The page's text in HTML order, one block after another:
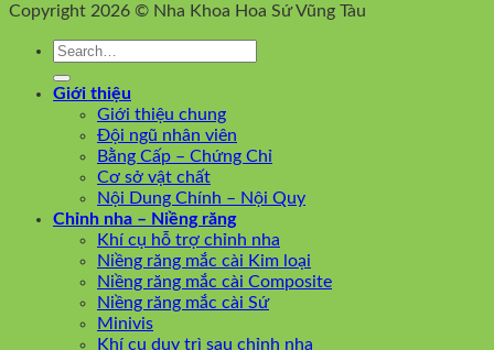
Copyright 2026 © Nha Khoa Hoa Sứ Vũng Tàu
Giới thiệu
Giới thiệu chung
Đội ngũ nhân viên
Bằng Cấp – Chứng Chỉ
Cơ sở vật chất
Nội Dung Chính – Nội Quy
Chỉnh nha – Niềng răng
Khí cụ hỗ trợ chỉnh nha
Niềng răng mắc cài Kim loại
Niềng răng mắc cài Composite
Niềng răng mắc cài Sứ
Minivis
Khí cụ duy trì sau chỉnh nha